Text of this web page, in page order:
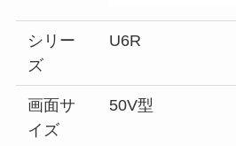
シリー
ズ
U6R
画面サ
イズ
50V型